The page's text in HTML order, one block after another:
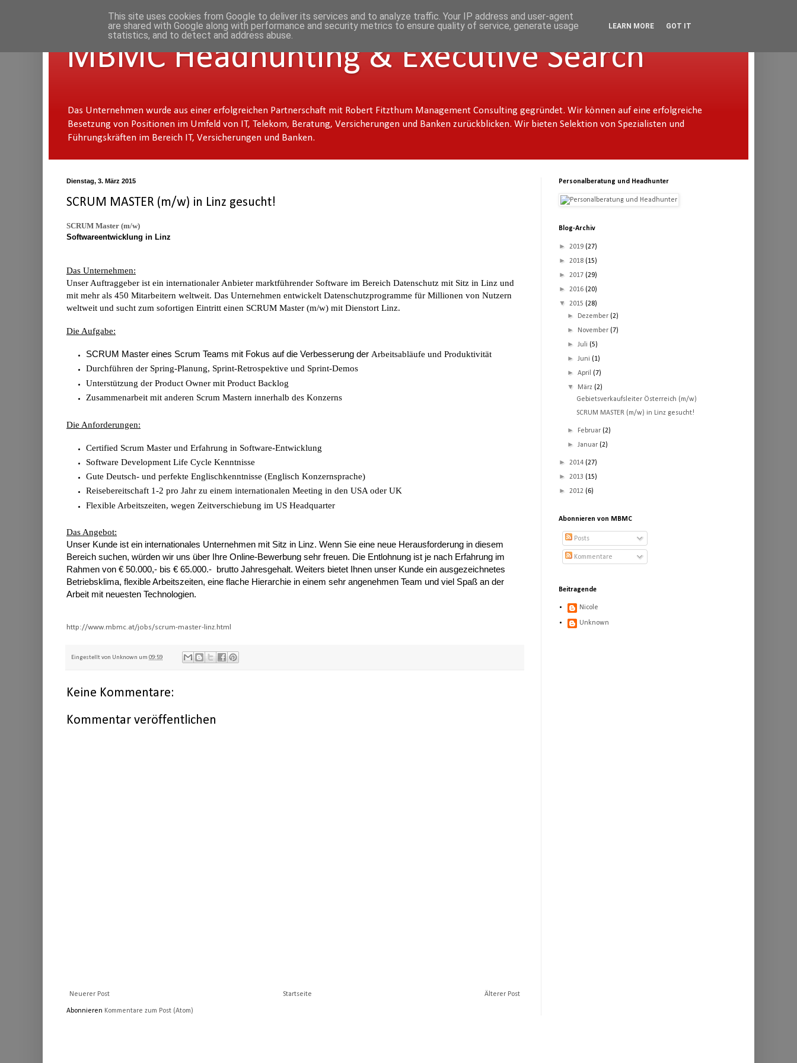
MBMC Headhunting & Executive Search
Das Unternehmen wurde aus einer erfolgreichen Partnerschaft mit Robert Fitzthum Management Consulting gegründet. Wir können auf eine erfolgreiche
Besetzung von Positionen im Umfeld von IT, Telekom, Beratung, Versicherungen und Banken zurückblicken. Wir bieten Selektion von Spezialisten und
Führungskräften im Bereich IT, Versicherungen und Banken.
Dienstag, 3. März 2015
SCRUM MASTER (m/w) in Linz gesucht!
SCRUM Master (m/w)
Softwareentwicklung in Linz
Das Unternehmen:
Unser Auftraggeber ist ein internationaler Anbieter marktführender Software im Bereich Datenschutz mit Sitz in Linz und
mit mehr als 450 Mitarbeitern weltweit. Das Unternehmen entwickelt Datenschutzprogramme für Millionen von Nutzern
weltweit und sucht zum sofortigen Eintritt einen SCRUM Master (m/w) mit Dienstort Linz.
Die Aufgabe:
SCRUM Master eines Scrum Teams mit Fokus auf die Verbesserung der Arbeitsabläufe und Produktivität
Durchführen der Spring-Planung, Sprint-Retrospektive und Sprint-Demos
Unterstützung der Product Owner mit Product Backlog
Zusammenarbeit mit anderen Scrum Mastern innerhalb des Konzerns
Die Anforderungen:
Certified Scrum Master und Erfahrung in Software-Entwicklung
Software Development Life Cycle Kenntnisse
Gute Deutsch- und perfekte Englischkenntnisse (Englisch Konzernsprache)
Reisebereitschaft 1-2 pro Jahr zu einem internationalen Meeting in den USA oder UK
Flexible Arbeitszeiten, wegen Zeitverschiebung im US Headquarter
Das Angebot:
Unser Kunde ist ein internationales Unternehmen mit Sitz in Linz. Wenn Sie eine neue Herausforderung in diesem
Bereich suchen, würden wir uns über Ihre Online-Bewerbung sehr freuen. Die Entlohnung ist je nach Erfahrung im
Rahmen von € 50.000,- bis € 65.000.- brutto Jahresgehalt. Weiters bietet Ihnen unser Kunde ein ausgezeichnetes
Betriebsklima, flexible Arbeitszeiten, eine flache Hierarchie in einem sehr angenehmen Team und viel Spaß an der
Arbeit mit neuesten Technologien.
http://www.mbmc.at/jobs/scrum-master-linz.html
Eingestellt von Unknown um 09:59
Keine Kommentare:
Kommentar veröffentlichen
Neuerer Post Älterer Post
Startseite
Abonnieren Kommentare zum Post (Atom)
Personalberatung und Headhunter
Blog-Archiv
► 2019 (27)
► 2018 (15)
► 2017 (29)
► 2016 (20)
▼ 2015 (28)
► Dezember (2)
► November (7)
►Juli (5)
►Juni (1)
►April (7)
▼ März (2)
Gebietsverkaufsleiter Österreich (m/w)
SCRUM MASTER (m/w) in Linz gesucht!
► Februar (2)
►Januar (2)
► 2014 (27)
► 2013 (15)
► 2012 (6)
Abonnieren von MBMC
Posts
Kommentare
Beitragende
Nicole
Unknown
This site uses cookies from Google to deliver its services and to analyze traffic. Your IP address and user-agent
are shared with Google along with performance and security metrics to ensure quality of service, generate usage
statistics, and to detect and address abuse.
LEARN MORE GOT IT